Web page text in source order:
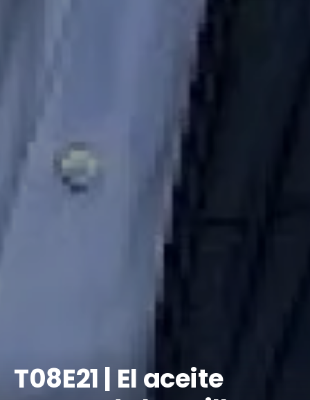
​T08E21 | El aceite